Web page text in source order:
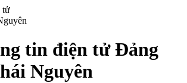
tử
tin điện tử Đảng
Nguyên